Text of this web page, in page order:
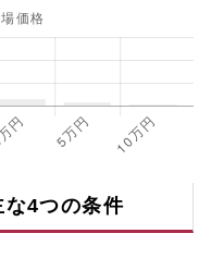
な4つの条件